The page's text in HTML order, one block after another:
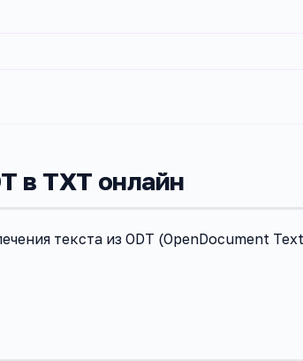
в TXT онлайн
текста из ODT (OpenDocument